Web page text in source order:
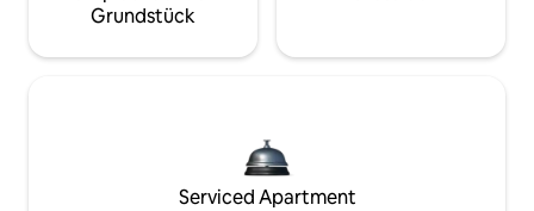
Grundstück
Serviced Apartment